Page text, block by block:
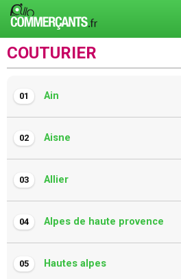
COUTURIER
01 Ain
02 Aisne
03 Allier
04 Alpes de haute provence
05 Hautes alpes